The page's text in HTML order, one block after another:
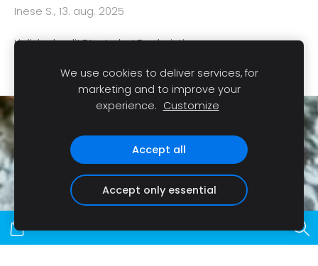
Inese S., 13. aug. 2025
Lieliska kvalitāte. Izskatās skaisti.
We use cookies to deliver services, for
marketing and to improve your
experience. Customize
Accept all
Accept only essential